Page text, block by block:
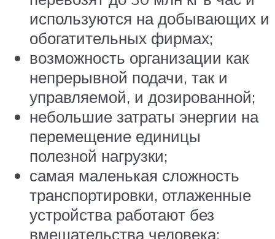
используются на добывающих и
обогатительных фирмах;
возможность организации как
непрерывной подачи, так и
управляемой, и дозированной;
небольшие затраты энергии на
перемещение единицы
полезной нагрузки;
самая маленькая сложность
транспортировки, отлаженные
устройства работают без
вмешательства человека;